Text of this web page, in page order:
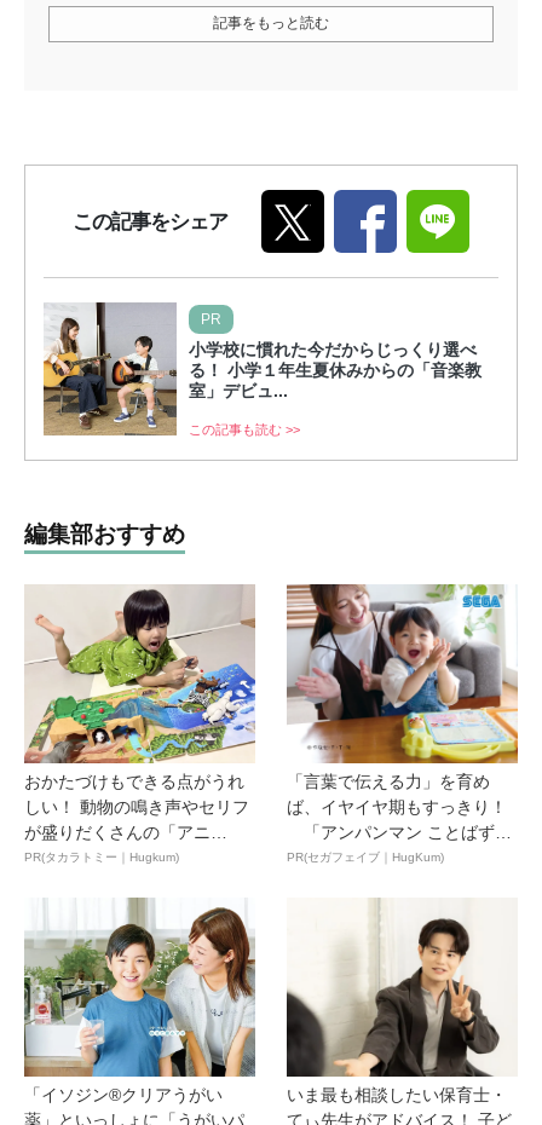
記事をもっと読む
この記事をシェア
PR
小学校に慣れた今だからじっくり選べ
る！ 小学１年生夏休みからの「音楽教
室」デビュ...
この記事も読む >>
編集部おすすめ
おかたづけもできる点がうれ
しい！ 動物の鳴き声やセリフ
が盛りだくさんの「アニ
ア ...
PR(タカラトミー｜Hugkum)
「言葉で伝える力」を育め
ば、イヤイヤ期もすっきり！
「アンパンマン ことばずか
ん...
PR(セガフェイブ｜HugKum)
「イソジン®クリアうがい
薬」といっしょに「うがいパ
いま最も相談したい保育士・
てぃ先生がアドバイス！ 子ど